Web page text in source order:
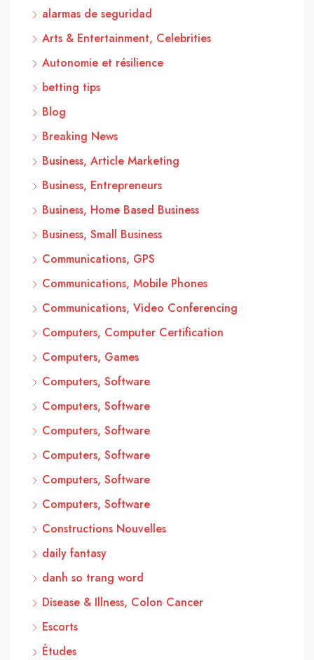
alarmas de seguridad
Arts & Entertainment, Celebrities
Autonomie et résilience
betting tips
Blog
Breaking News
Business, Article Marketing
Business, Entrepreneurs
Business, Home Based Business
Business, Small Business
Communications, GPS
Communications, Mobile Phones
Communications, Video Conferencing
Computers, Computer Certification
Computers, Games
Computers, Software
Computers, Software
Computers, Software
Computers, Software
Computers, Software
Computers, Software
Constructions Nouvelles
daily fantasy
danh so trang word
Disease & Illness, Colon Cancer
Escorts
Études